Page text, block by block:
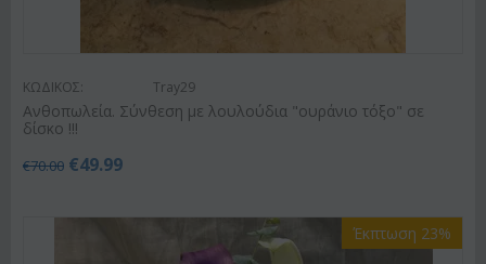
ΚΩΔΙΚΟΣ: Tray29
Ανθοπωλεία. Σύνθεση με λουλούδια "ουράνιο τόξο" σε
δίσκο !!!
€70.00 €49.99
Έκπτωση 23%